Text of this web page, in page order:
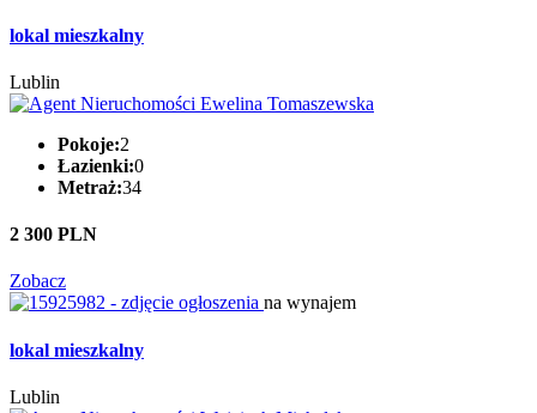
lokal mieszkalny
Lublin
Pokoje:2
Łazienki:0
Metraż:34
2 300 PLN
Zobacz
na wynajem
lokal mieszkalny
Lublin